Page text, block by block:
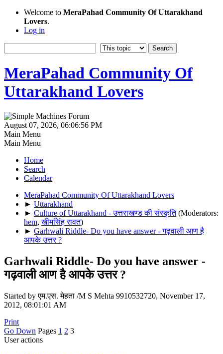
Welcome to MeraPahad Community Of Uttarakhand
Lovers.
Log in
MeraPahad Community Of
Uttarakhand Lovers
August 07, 2026, 06:06:56 PM
Main Menu
Main Menu
Home
Search
Calendar
MeraPahad Community Of Uttarakhand Lovers
► Uttarakhand
► Culture of Uttarakhand - उत्तराखण्ड की संस्कृति (Moderators:
hem,खीमसिंह रावत)
► Garhwali Riddle- Do you have answer - गढ़वाली आण है
आपके उत्तर ?
Garhwali Riddle- Do you have answer -
गढ़वाली आण है आपके उत्तर ?
Started by एम.एस. मेहता /M S Mehta 9910532720, November 17,
2012, 08:01:01 AM
Print
Go Down Pages 1 2 3
User actions